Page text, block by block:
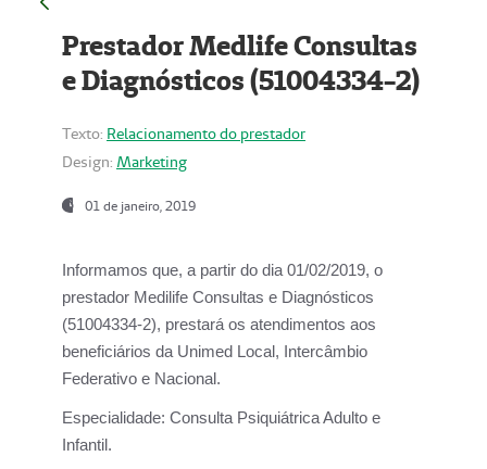
Prestador Medlife Consultas
e Diagnósticos (51004334-2)
Texto: Relacionamento do prestador
Design: Marketing
01 de janeiro, 2019
Informamos que, a partir do dia 01/02/2019, o
prestador Medilife Consultas e Diagnósticos
(51004334-2), prestará os atendimentos aos
beneficiários da Unimed Local, Intercâmbio
Federativo e Nacional.
Especialidade: Consulta Psiquiátrica Adulto e
Infantil.